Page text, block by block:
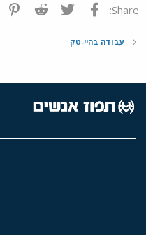
Share: פייסבוק Twitter
Reddit
עבודה בהיי-טק